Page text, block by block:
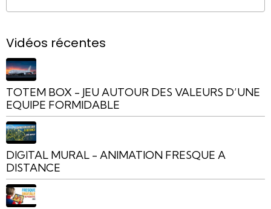
Vidéos récentes
TOTEM BOX - JEU AUTOUR DES VALEURS D’UNE
EQUIPE FORMIDABLE
DIGITAL MURAL - ANIMATION FRESQUE A
DISTANCE